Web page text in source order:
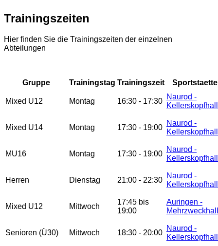
Trainingszeiten
Hier finden Sie die Trainingszeiten der einzelnen
Abteilungen
Gruppe Trainingstag Trainingszeit Sportstaette
Mixed U12 Montag 16:30 - 17:30
Naurod -
Mixed U14 Montag 17:30 - 19:00
Naurod -
MU16 Montag 17:30 - 19:00
Naurod -
Herren Dienstag 21:00 - 22:30
Naurod -
Mixed U12 Mittwoch
17:45 bis
19:00
Auringen -
Senioren (Ü30) Mittwoch 18:30 - 20:00
Naurod -